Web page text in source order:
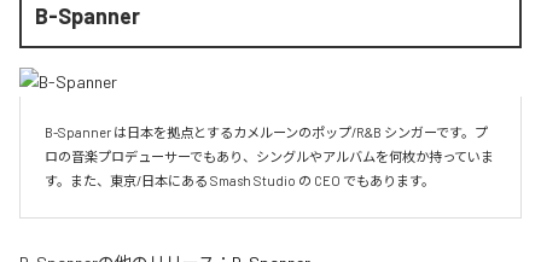
B-Spanner
B-Spanner は日本を拠点とするカメルーンのポップ/R&B シンガーです。プ
ロの音楽プロデューサーでもあり、シングルやアルバムを何枚か持っていま
す。また、東京/日本にある Smash Studio の CEO でもあります。